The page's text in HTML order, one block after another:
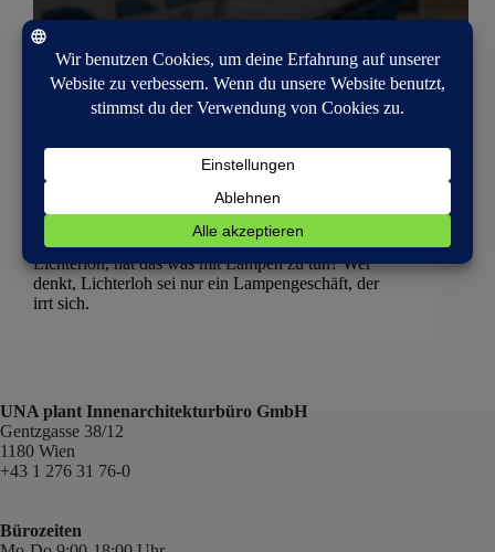
LICHTERLOH – Im Gespräch mit Mitgründerin
Dagmar Moser
Lichterloh, hat das was mit Lampen zu tun? Wer
denkt, Lichterloh sei nur ein Lampengeschäft, der
irrt sich.
UNA plant Innenarchitekturbüro GmbH
Gentzgasse 38/12
1180 Wien
+43 1 276 31 76-0
Bürozeiten